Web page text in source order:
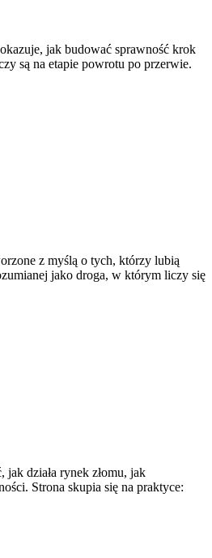
jak budować sprawność krok
są na etapie powrotu po przerwie.
z myślą o tych, którzy lubią
jako droga, w którym liczy się
działa rynek złomu, jak
Strona skupia się na praktyce: